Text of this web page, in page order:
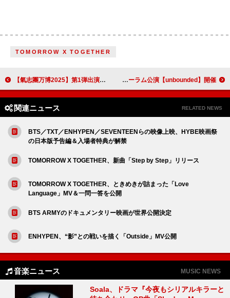
TOMORROW X TOGETHER
【氣志團万博2025】第1弾出演アーティスト15組を発表 Ayumu Imazu、東京国際フォーラム公演【unbounded】開催
関連ニュース RELATED NEWS
BTS／TXT／ENHYPEN／SEVENTEENらの映像上映、HYBE映画祭
の日本版予告編＆入場者特典が解禁
TOMORROW X TOGETHER、新曲「Step by Step」リリース
TOMORROW X TOGETHER、ときめきが詰まった「Love
Language」MV＆一問一答を公開
BTS ARMYのドキュメンタリー映画が世界公開決定
ENHYPEN、“影”との戦いを描く「Outside」MV公開
音楽ニュース MUSIC NEWS
Soala、ドラマ『今夜もシリアルキラーと